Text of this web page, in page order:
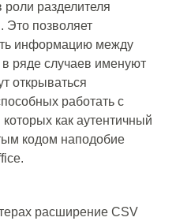
роли разделителя
Это позволяет
информацию между
ряде случаев именуют
открываться
работать с
как аутентичный
кодом наподобие
расширение CSV